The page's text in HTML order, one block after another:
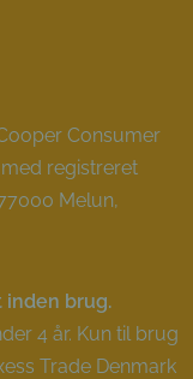
Consumer
registreret
Melun,
brug.
4 år. Kun til brug
Trade Denmark